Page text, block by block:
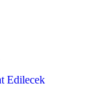
Edilecek